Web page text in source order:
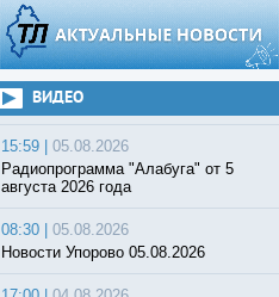
ВИДЕО
15:59 |
05.08.2026
Радиопрограмма "Алабуга" от 5
августа 2026 года
08:30 |
05.08.2026
Новости Упорово 05.08.2026